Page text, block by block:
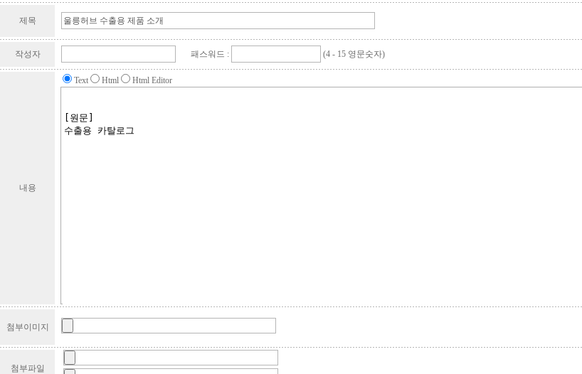
제목
작성자 패스워드 : (4 - 15 영문숫자)
내용
Text Html Html Editor
첨부이미지
첨부파일